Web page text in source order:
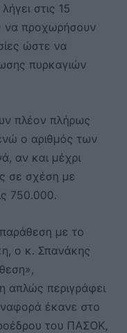
στις 15
να προχωρήσουν
ώστε να
πυρκαγιών
πλέον πλήρως
ο αριθμός των
αν και μέχρι
σε σχέση με
750.000.
με το
ο κ. Σπανάκης
απλώς περιγράφει
έκανε στο
του ΠΑΣΟΚ,